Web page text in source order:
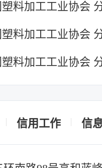
料加工工业协会
料加工工业协会
料加工工业协会
信用工作 信